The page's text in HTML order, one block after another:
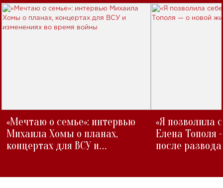
«Мечтаю о семье»: интервью
Михаила Хомы о планах,
концертах для ВСУ и
«Я позволила
Елена Тополя
после развода